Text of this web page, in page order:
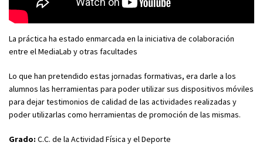
La práctica ha estado enmarcada en la iniciativa de colaboración
entre el MediaLab y otras facultades
Lo que han pretendido estas jornadas formativas, era darle a los
alumnos las herramientas para poder utilizar sus dispositivos móviles
para dejar testimonios de calidad de las actividades realizadas y
poder utilizarlas como herramientas de promoción de las mismas.
Grado: C.C. de la Actividad Física y el Deporte